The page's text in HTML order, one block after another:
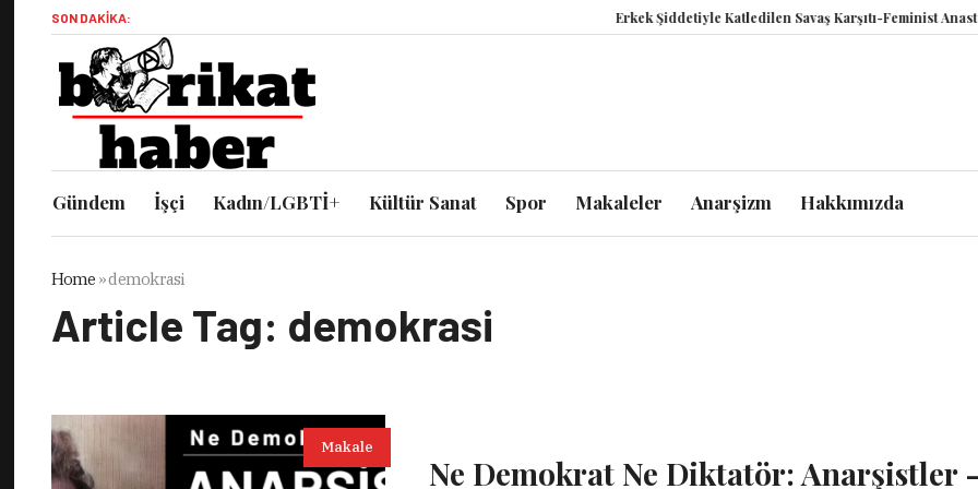
SON DAKIKA: Erkek Şiddetiyle Katledilen Savaş Karşıtı-Feminist Anastasiia
Gündem İşçi Kadın/LGBTİ+ Kültür Sanat Spor Makaleler Anarşizm Hakkımızda
Home »demokrasi
Article Tag: demokrasi
Makale
Ne Demokrat Ne Diktatör: Anarşistler